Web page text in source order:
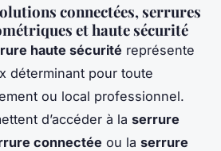
connectées, serrures
et haute sécurité
haute sécurité représente
déterminant pour toute
ou local professionnel.
d’accéder à la serrure
connectée ou la serrure